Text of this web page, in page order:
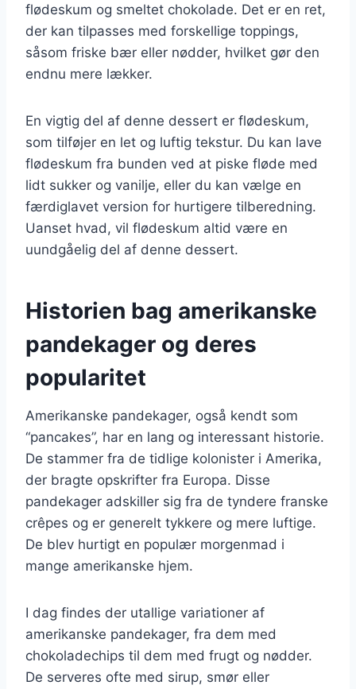
flødeskum og smeltet chokolade. Det er en ret,
der kan tilpasses med forskellige toppings,
såsom friske bær eller nødder, hvilket gør den
endnu mere lækker.
En vigtig del af denne dessert er flødeskum,
som tilføjer en let og luftig tekstur. Du kan lave
flødeskum fra bunden ved at piske fløde med
lidt sukker og vanilje, eller du kan vælge en
færdiglavet version for hurtigere tilberedning.
Uanset hvad, vil flødeskum altid være en
uundgåelig del af denne dessert.
Historien bag amerikanske
pandekager og deres
popularitet
Amerikanske pandekager, også kendt som
“pancakes”, har en lang og interessant historie.
De stammer fra de tidlige kolonister i Amerika,
der bragte opskrifter fra Europa. Disse
pandekager adskiller sig fra de tyndere franske
crêpes og er generelt tykkere og mere luftige.
De blev hurtigt en populær morgenmad i
mange amerikanske hjem.
I dag findes der utallige variationer af
amerikanske pandekager, fra dem med
chokoladechips til dem med frugt og nødder.
De serveres ofte med sirup, smør eller